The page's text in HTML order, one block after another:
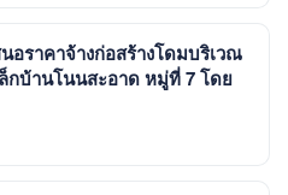
อราคาจ้างก่อสร้างโดมบริเวณ
กบ้านโนนสะอาด หมู่ที่ 7 โดย